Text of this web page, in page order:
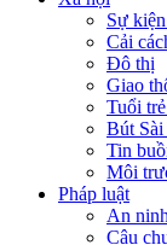
Sự
Cải
Đô thị
Giao
Tuổi
Bút Sài
Tin
Môi
Pháp luật
An
Câu